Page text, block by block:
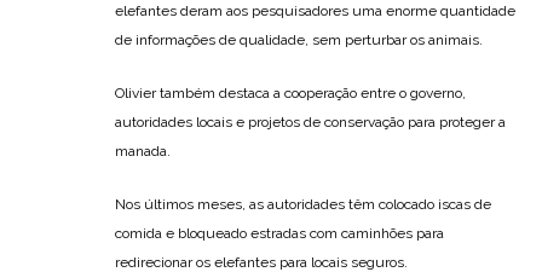
elefantes deram aos pesquisadores uma enorme quantidade
de informações de qualidade, sem perturbar os animais.
Olivier também destaca a cooperação entre o governo,
autoridades locais e projetos de conservação para proteger a
manada.
Nos últimos meses, as autoridades têm colocado iscas de
comida e bloqueado estradas com caminhões para
redirecionar os elefantes para locais seguros.